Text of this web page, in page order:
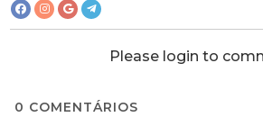
Please login to
0 COMENTÁRIOS